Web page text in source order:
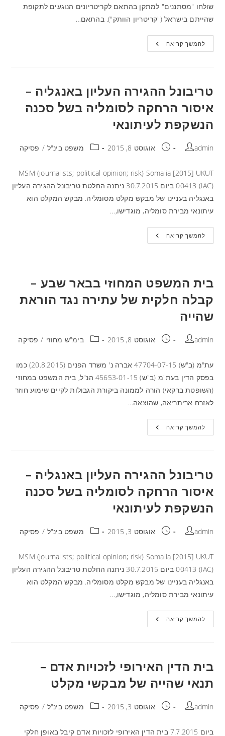
שולחו "מסתננים" למתקן בהתאם לקריטריונים הנוגעים לתקופת
שהייתם בישראל ("קריטריון הוותק"). בהתאם…
להמשך קריאה
טריבונל ההגירה העליון באנגליה –
איסור הרחקה לסומליה בשל סכנה
הנשקפת לעיתונאי
admin אוגוסט 8, 2015 משפט בינ"ל / פסיקה
MSM (journalists; political opinion; risk) Somalia [2015] UKUT
00413 (IAC) ביום 30.7.2015 ניתנה החלטת טריבונל ההגירה העליון
באנגליה בעניינו של מבקש מקלט מסומליה. מבקש המקלט הוא
עיתונאי מבירת סומליה, מוגדישו,…
להמשך קריאה
בית המשפט המחוזי בבאר שבע –
קבלה חלקית של עתירה נגד הוראת
שהייה
admin אוגוסט 8, 2015 בימ"ש מחוזי / פסיקה
עת"מ (ב"ש) 47704-07-15 אברה נ' משרד הפנים (20.8.2015) כמו
בפסק הדין בעת"מ (ב"ש) 45653-01-15 הנ"ל, בית המשפט במחוזי
(השופטת ברקאי) הורה לממונה ביקורת הגבולות לקיים שימוע חוזר
לאזרח אריתריאה, שהוצאה…
להמשך קריאה
טריבונל ההגירה העליון באנגליה –
איסור הרחקה לסומליה בשל סכנה
הנשקפת לעיתונאי
admin אוגוסט 3, 2015 משפט בינ"ל / פסיקה
MSM (journalists; political opinion; risk) Somalia [2015] UKUT
00413 (IAC) ביום 30.7.2015 ניתנה החלטת טריבונל ההגירה העליון
באנגליה בעניינו של מבקש מקלט מסומליה. מבקש המקלט הוא
עיתונאי מבירת סומליה, מוגדישו,…
להמשך קריאה
בית הדין האירופי לזכויות אדם –
תנאי שהייה של מבקשי מקלט
admin אוגוסט 3, 2015 משפט בינ"ל / פסיקה
ביום 7.7.2015 בית הדין האירופי לזכויות אדם קיבל באופן חלקי